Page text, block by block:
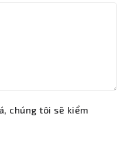
chúng tôi sẽ kiểm